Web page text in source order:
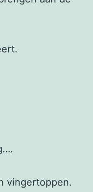
vingertoppen.